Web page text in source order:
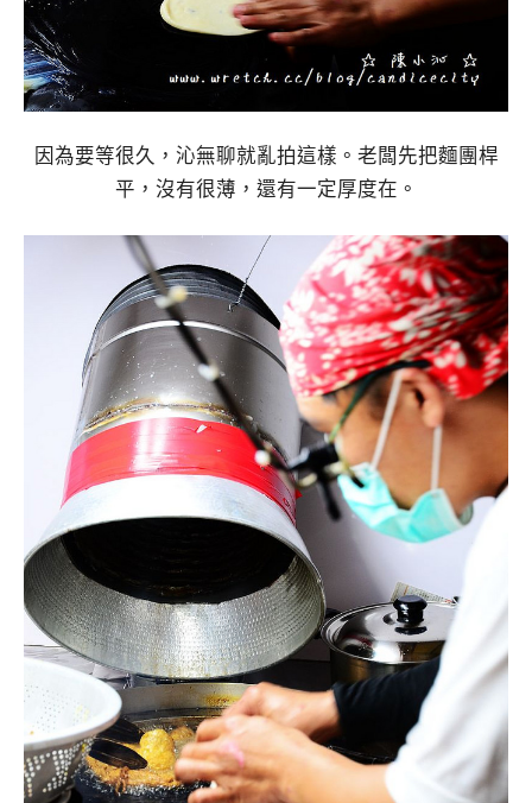
因為要等很久，沁無聊就亂拍這樣。老闆先把麵團桿
平，沒有很薄，還有一定厚度在。